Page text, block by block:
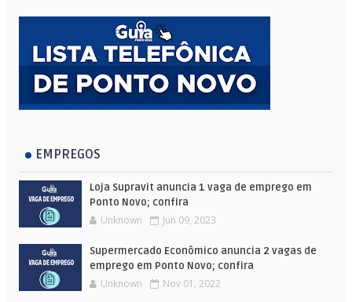
EMPREGOS
Loja Supravit anuncia 1 vaga de emprego em
Ponto Novo; confira
Unknown Jun 09, 2023
Supermercado Econômico anuncia 2 vagas de
emprego em Ponto Novo; confira
Unknown Nov 01, 2022